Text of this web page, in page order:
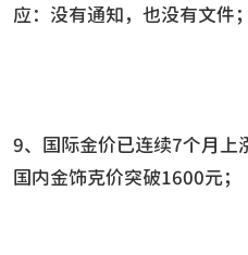
应：没有通知，也没有文件；
9、国际金价已连续7个月上
国内金饰克价突破1600元；